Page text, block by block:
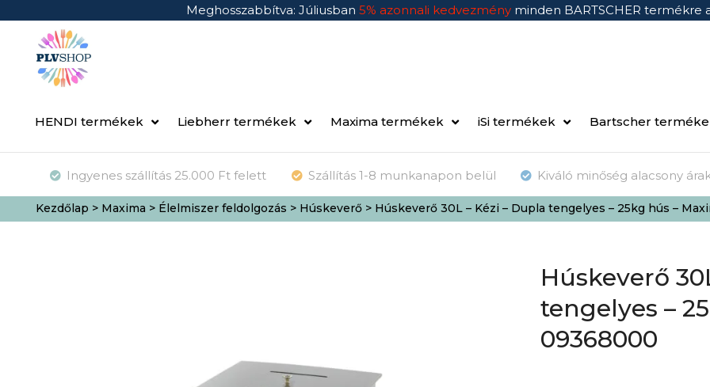
Meghosszabbítva: Júliusban 5% azonnali kedvezmény minden BARTSCHER termékre
HENDI termékek Liebherr termékek Maxima termékek iSi termékek Bartscher
Ingyenes szállítás 25.000 Ft felett Szállítás 1-8 munkanapon belül Kiváló minőség alacsony
Kezdőlap > Maxima > Élelmiszer feldolgozás > Húskeverő> Húskeverő 30L – Kézi – Dupla tengelyes – 25kg hús –
Húskeverő
tengelyes –
09368000